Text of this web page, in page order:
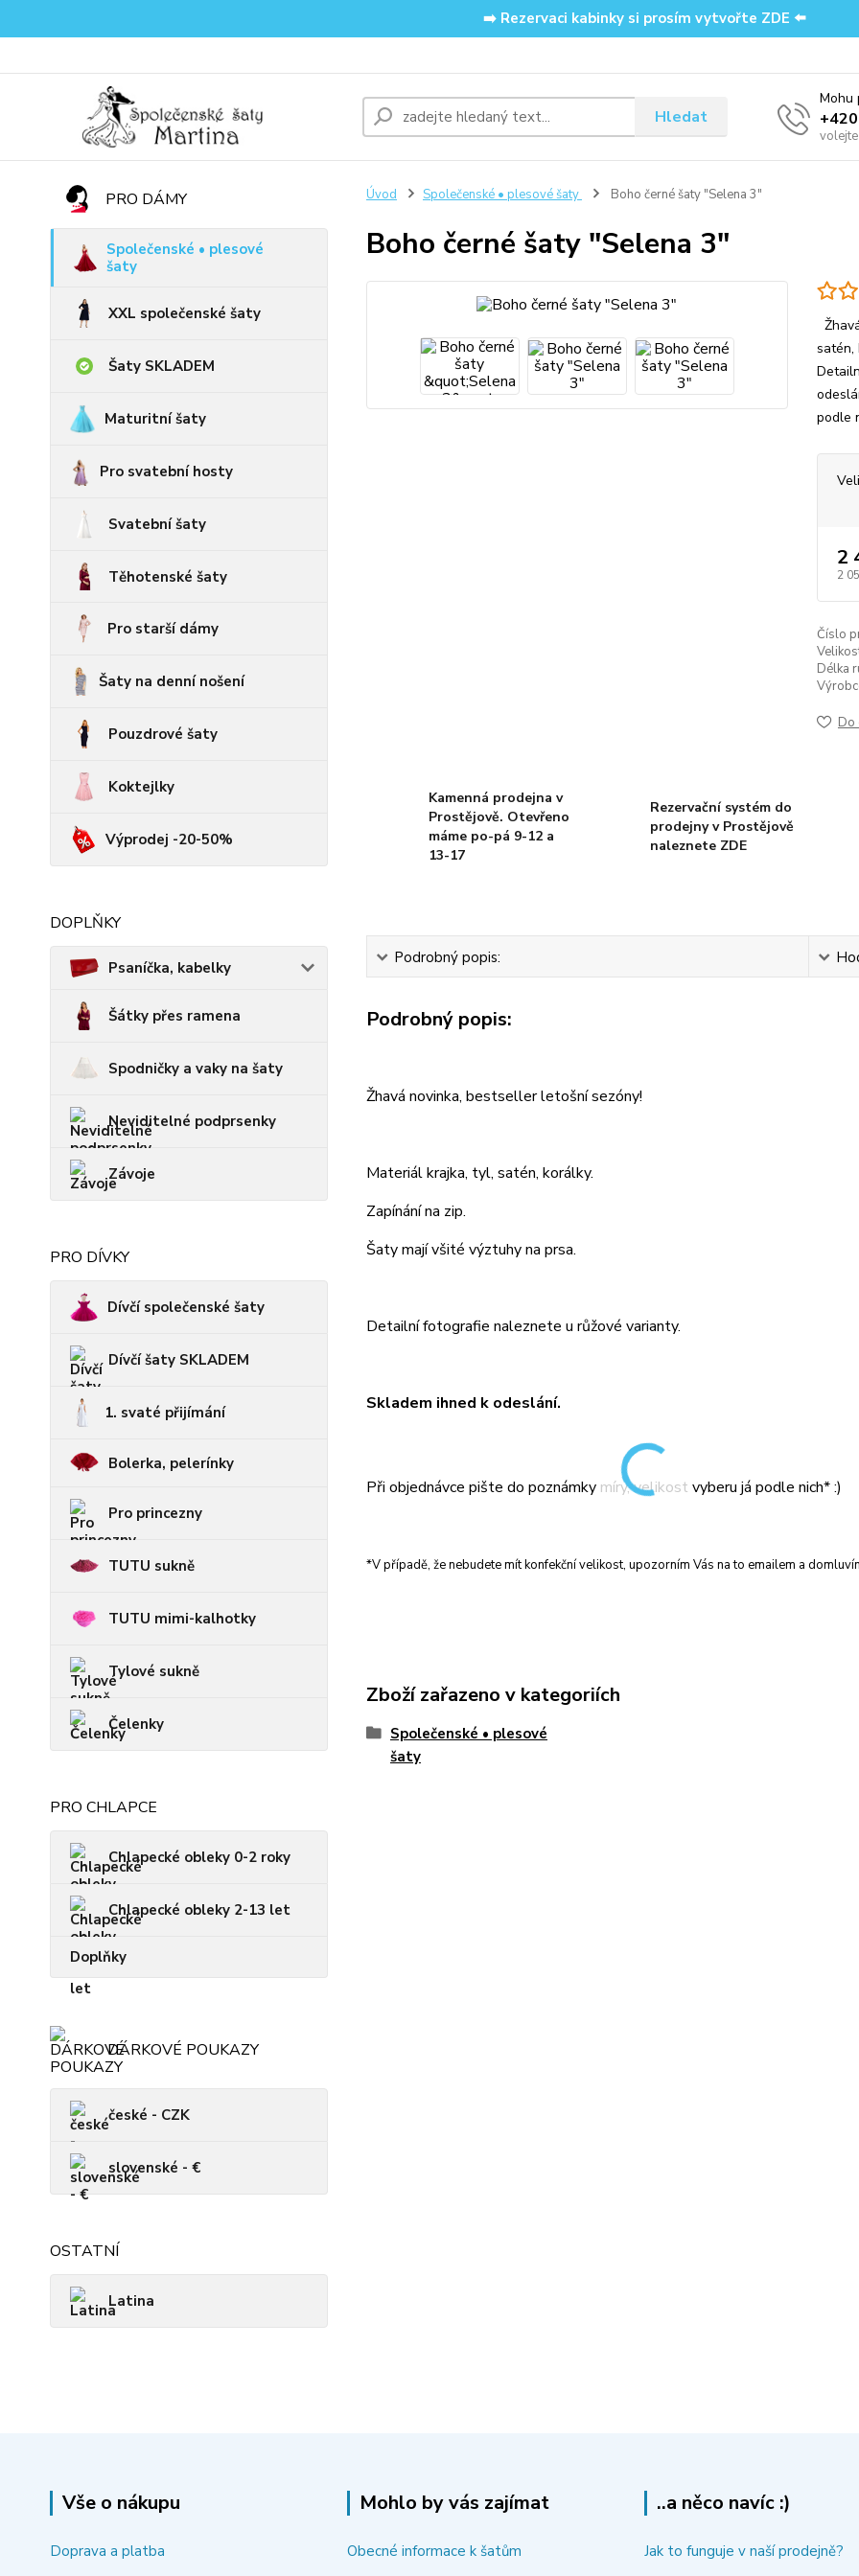
➡️ Rezervaci kabinky si prosím vytvořte ZDE ⬅️
Hledat
Mohu
PRO DÁMY
Společenské • plesové
šaty
XXL společenské šaty
Šaty SKLADEM
Maturitní šaty
Pro svatební hosty
Svatební šaty
Těhotenské šaty
Pro starší dámy
Šaty na denní nošení
Pouzdrové šaty
Koktejlky
Výprodej -20-50%
DOPLŇKY
Psaníčka, kabelky
Šátky přes ramena
Spodničky a vaky na šaty
Neviditelné podprsenky
Závoje
PRO DÍVKY
Dívčí společenské šaty
Dívčí šaty SKLADEM
1. svaté přijímání
Bolerka, pelerínky
Pro princezny
TUTU sukně
TUTU mimi-kalhotky
Tylové sukně
Čelenky
PRO CHLAPCE
Chlapecké obleky 0-2 roky
Chlapecké obleky 2-13 let
Doplňky
DÁRKOVÉ POUKAZY
české - CZK
slovenské - €
OSTATNÍ
Latina
Úvod Společenské • plesové šaty Boho černé šaty "Selena 3"
Boho černé šaty "Selena 3"
satén,
podle
2
2
Číslo
Délka
Do
Kamenná prodejna v
Prostějově. Otevřeno
máme po-pá 9-12 a
13-17
Rezervační systém do
prodejny v Prostějově
naleznete ZDE
Podrobný popis:
Podrobný popis:
Žhavá novinka, bestseller letošní sezóny!
Materiál krajka, tyl, satén, korálky.
Zapínání na zip.
Šaty mají všité výztuhy na prsa.
Detailní fotografie naleznete u růžové varianty.
Skladem ihned k odeslání.
Při objednávce pište do poznámky míry, velikost vyberu já podle nich* :)
*V případě, že nebudete mít konfekční velikost, upozorním Vás na to emailem a
Zboží zařazeno v kategoriích
Společenské • plesové
šaty
Vše o nákupu
Doprava a platba
Mohlo by vás zajímat
Obecné informace k šatům
..a něco navíc :)
Jak to funguje v naší prodejně?